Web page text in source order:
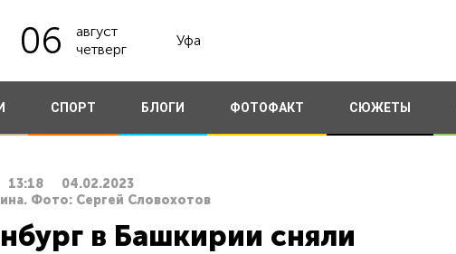
06
август
четверг
Уфа
СПОРТ БЛОГИ ФОТОФАКТ СЮЖЕТЫ
13:18
04.02.2023
Фото: Сергей Словохотов
в Башкирии сняли